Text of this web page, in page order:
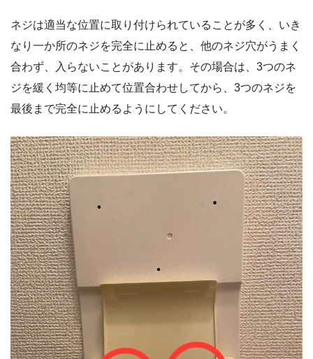
ネジは適当な位置に取り付けられていることが多く、いき
なり一か所のネジを完全に止めると、他のネジ穴がうまく
合わず、入らないことがあります。その場合は、3つのネ
ジを緩く均等に止めて位置合わせしてから、3つのネジを
最後まで完全に止めるようにしてください。